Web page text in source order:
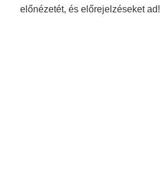
előnézetét, és előrejelzéseket ad!